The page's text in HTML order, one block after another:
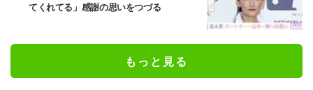
てくれてる」感謝の思いをつづる
もっと見る